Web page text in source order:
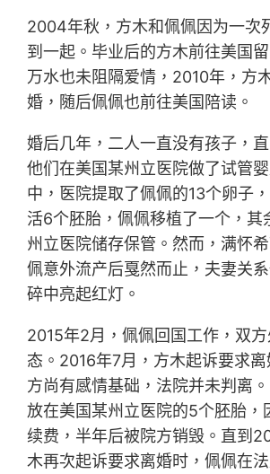
2004年秋，方木和佩佩因为一次
到一起。毕业后的方木前往美国
万水也未阻隔爱情，2010年，方
婚，随后佩佩也前往美国陪读。
婚后几年，二人一直没有孩子，
他们在美国某州立医院做了试管
中，医院提取了佩佩的13个卵子
活6个胚胎，佩佩移植了一个，其
州立医院储存保管。然而，满怀
佩意外流产后戛然而止，夫妻关
碎中亮起红灯。
2015年2月，佩佩回国工作，双
态。2016年7月，方木起诉要求
方尚有感情基础，法院并未判离
放在美国某州立医院的5个胚胎，
续费，半年后被院方销毁。直到
木再次起诉要求离婚时，佩佩在